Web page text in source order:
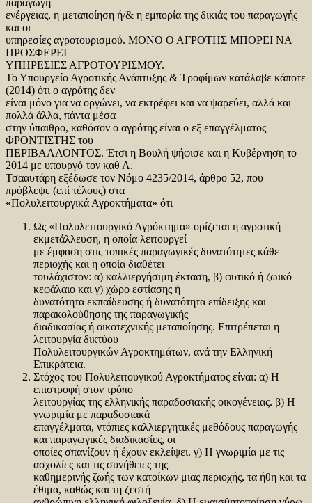
ενέργειας, η μεταποίηση ή/& η εμπορία της δικιάς του παραγωγής
και οι
υπηρεσίες αγροτουρισμού. ΜΟΝΟ Ο ΑΓΡΟΤΗΣ ΜΠΟΡΕΙ ΝΑ
ΠΡΟΣΦΕΡΕΙ
ΥΠΗΡΕΣΙΕΣ ΑΓΡΟΤΟΥΡΙΣΜΟΥ.
Το Υπουργείο Αγροτικής Ανάπτυξης & Τροφίμων κατάλαβε κάποτε
(2014) ότι ο αγρότης δεν
είναι μόνο για να οργώνει, να εκτρέφει και να ψαρεύει, αλλά και
πολλά άλλα, πάντα μέσα
στην ύπαιθρο, καθόσον ο αγρότης είναι ο εξ επαγγέλματος
ΦΡΟΝΤΙΣΤΗΣ του
ΠΕΡΙΒΑΛΛΟΝΤΟΣ. Έτσι η Βουλή ψήφισε και η Κυβέρνηση το
2014 με υπουργό τον καθ Α.
Τσααυτάρη εξέδωσε τον Νόμο 4235/2014, άρθρο 52, που
πρόβλεψε (επί τέλους) στα
«Πολυλειτουργικά Αγροκτήματα» ότι
Ως «Πολυλειτουργικό Αγρόκτημα» ορίζεται η αγροτική
εκμετάλλευση, η οποία λειτουργεί
με έμφαση στις τοπικές παραγωγικές δυνατότητες κάθε
περιοχής και η οποία διαθέτει
τουλάχιστον: α) καλλιεργήσιμη έκταση, β) φυτικό ή ζωικό
κεφάλαιο και γ) χώρο εστίασης ή
δυνατότητα εκπαίδευσης ή δυνατότητα επίδειξης και
παρακολούθησης της παραγωγικής
διαδικασίας ή οικοτεχνικής μεταποίησης. Επιτρέπεται η
λειτουργία δικτύου
Πολυλειτουργικών Αγροκτημάτων, ανά την Ελληνική
Επικράτεια.
Στόχος του Πολυλειτουγικού Αγροκτήματος είναι: α) Η
επιστροφή στον τρόπο
λειτουργίας της ελληνικής παραδοσιακής οικογένειας. β) Η
γνωριμία με παραδοσιακά
επαγγέλματα, ντόπιες καλλιεργητικές μεθόδους παραγωγής
και παραγωγικές διαδικασίες, οι
οποίες σπανίζουν ή έχουν εκλείψει. γ) Η γνωριμία με τις
ασχολίες και τις συνήθειες της
καθημερινής ζωής των κατοίκων μιας περιοχής, τα ήθη και τα
έθιμα, καθώς και τη ζεστή